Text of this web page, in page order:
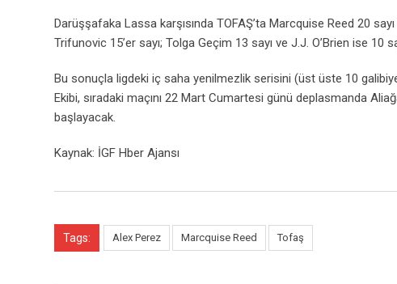
Darüşşafaka Lassa karşısında TOFAŞ’ta Marcquise Reed 20
Trifunovic 15’er sayı; Tolga Geçim 13 sayı ve J.J. O’Brien ise 10
Bu sonuçla ligdeki iç saha yenilmezlik serisini (üst üste 10
Ekibi, sıradaki maçını 22 Mart Cumartesi günü deplasmanda
başlayacak.
Kaynak: İGF Hber Ajansı
Tags: Alex Perez Marcquise Reed Tofaş